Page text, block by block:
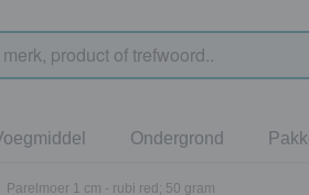
Ondergrond
Parelmoer 1 cm - rubi red; 50 gram